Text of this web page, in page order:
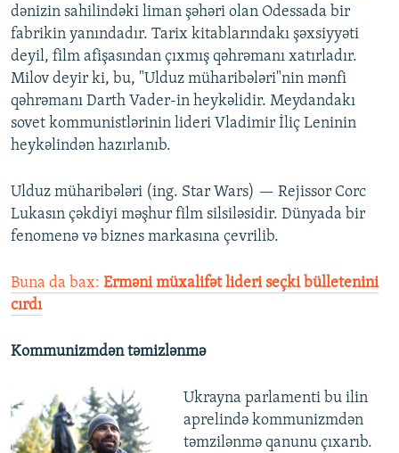
dənizin sahilindəki liman şəhəri olan Odessada bir
fabrikin yanındadır. Tarix kitablarındakı şəxsiyyəti
deyil, film afişasından çıxmış qəhrəmanı xatırladır.
Milov deyir ki, bu, "Ulduz müharibələri"nin mənfi
qəhrəmanı Darth Vader-in heykəlidir. Meydandakı
sovet kommunistlərinin lideri Vladimir İliç Leninin
heykəlindən hazırlanıb.
Ulduz müharibələri (ing. Star Wars) — Rejissor Corc
Lukasın çəkdiyi məşhur film silsiləsidir. Dünyada bir
fenomenə və biznes markasına çevrilib.
Buna da bax: Erməni müxalifət lideri seçki bülletenini
cırdı
Kommunizmdən təmizlənmə
Ukrayna parlamenti bu ilin
aprelində kommunizmdən
təmzilənmə qanunu çıxarıb.